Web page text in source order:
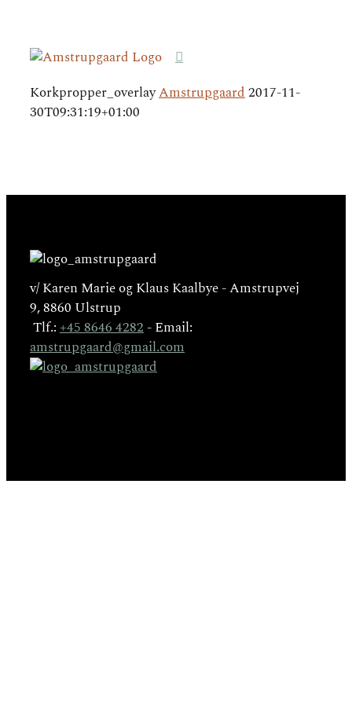
Korkpropper_overlayAmstrupgaard2017-11-
30T09:31:19+01:00
v/ Karen Marie og Klaus Kaalbye - Amstrupvej
9, 8860 Ulstrup
Tlf.:+45 8646 4282- Email:
amstrupgaard@gmail.com